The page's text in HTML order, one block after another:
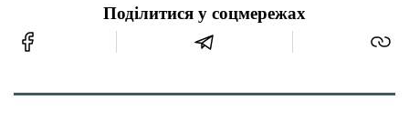
Поділитися у соцмережах